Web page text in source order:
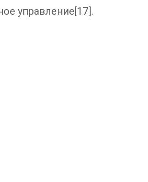
управление[17].